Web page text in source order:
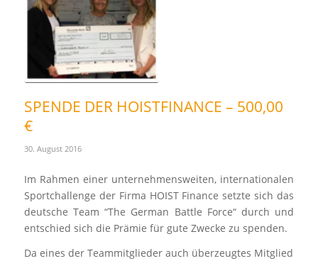
SPENDE DER HOISTFINANCE – 500,00
€
30. August 2016
Im Rahmen einer unternehmensweiten, internationalen
Sportchallenge der Firma HOIST Finance setzte sich das
deutsche Team “The German Battle Force“ durch und
entschied sich die Prämie für gute Zwecke zu spenden.
Da eines der Teammitglieder auch überzeugtes Mitglied